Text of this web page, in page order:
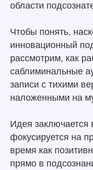
области
Чтобы понять,
инновационный
рассмотрим, как
саблиминальные
записи с тихими
наложенными на
Идея заключается
фокусируется на
время как
прямо в